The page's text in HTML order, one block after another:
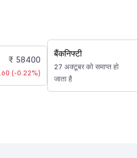
₹ 58400
(-0.22%)
बैंकनिफ्टी
27 अक्टूबर को समाप्त हो
जाता है